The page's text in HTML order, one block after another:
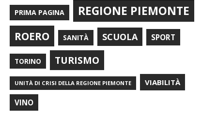
PRIMA PAGINA REGIONE PIEMONTE
ROERO SANITÀ SCUOLA SPORT
TORINO TURISMO
UNITÀ DI CRISI DELLA REGIONE PIEMONTE VIABILITÀ
VINO